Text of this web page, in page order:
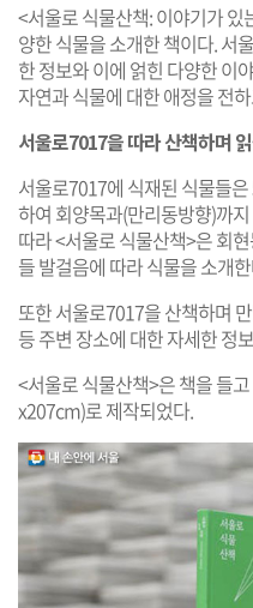
<서울로 식물산책: 이야기가
양한 식물을 소개한 책이다. 서
한 정보와 이에 얽힌 다양한 이
자연과 식물에 대한 애정을 전
서울로7017을 따라 산책하며
서울로7017에 식재된 식물들
하여 회양목과(만리동방향)까
따라 <서울로 식물산책>은 회
들 발걸음에 따라 식물을 소개
또한 서울로7017을 산책하며
등 주변 장소에 대한 자세한 정
<서울로 식물산책>은 책을 들
x207cm)로 제작되었다.